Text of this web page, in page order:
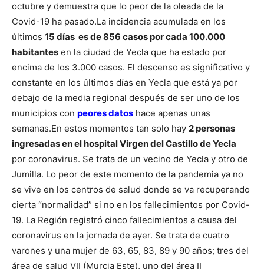
octubre y demuestra que lo peor de la oleada de la
Covid-19 ha pasado.La incidencia acumulada en los
últimos 15 días es de 856 casos por cada 100.000
habitantes en la ciudad de Yecla que ha estado por
encima de los 3.000 casos. El descenso es significativo y
constante en los últimos días en Yecla que está ya por
debajo de la media regional después de ser uno de los
municipios con peores datos hace apenas unas
semanas.En estos momentos tan solo hay 2 personas
ingresadas en el hospital Virgen del Castillo de Yecla
por coronavirus. Se trata de un vecino de Yecla y otro de
Jumilla. Lo peor de este momento de la pandemia ya no
se vive en los centros de salud donde se va recuperando
cierta “normalidad” si no en los fallecimientos por Covid-
19. La Región registró cinco fallecimientos a causa del
coronavirus en la jornada de ayer. Se trata de cuatro
varones y una mujer de 63, 65, 83, 89 y 90 años; tres del
área de salud VII (Murcia Este), uno del área II